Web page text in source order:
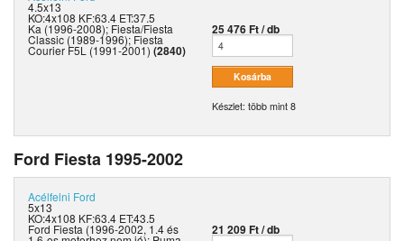
4.5x13
KO:4x108 KF:63.4 ET:37.5
Ka (1996-2008); Fiesta/Fiesta
Classic (1989-1996); Fiesta
Courier F5L (1991-2001) (2840)
25 476 Ft / db
Készlet: több mint 8
Ford Fiesta 1995-2002
Acélfelni Ford
5x13
KO:4x108 KF:63.4 ET:43.5
Ford Fiesta (1996-2002, 1.4 és 21 209 Ft / db